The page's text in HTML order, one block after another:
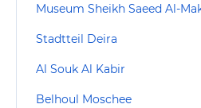
Stadtteil Deira
Al Souk Al Kabir
Belhoul Moschee